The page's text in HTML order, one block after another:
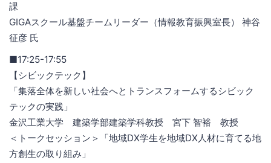
課
GIGAスクール基盤チームリーダー（情報教育振興室長） 神谷
征彦 氏
■17:25-17:55
【シビックテック】
「集落全体を新しい社会へとトランスフォームするシビック
テックの実践」
金沢工業大学 建築学部建築学科教授 宮下 智裕 教授
＜トークセッション＞「地域DX学生を地域DX人材に育てる地
方創生の取り組み」